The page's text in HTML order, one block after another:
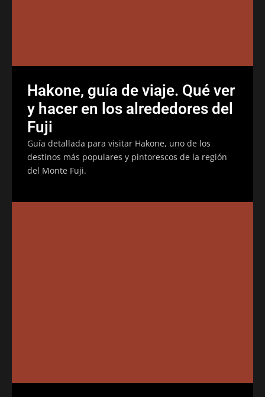
Hakone, guía de viaje. Qué ver
y hacer en los alrededores del
Fuji
Guía detallada para visitar Hakone, uno de los
destinos más populares y pintorescos de la región
del Monte Fuji.